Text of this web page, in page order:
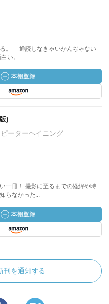
。 通読しなきゃいかんぢゃない
い。
)
ーターヘイニング
一冊！ 撮影に至るまでの経緯や時
らなかった...
刊を通知する